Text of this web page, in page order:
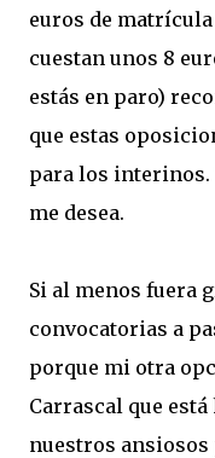
euros de matrícula
cuestan unos 8
estás en paro)
que estas
para los interinos.
me desea.
Si al menos fuera
convocatorias a
porque mi otra
Carrascal que
nuestros